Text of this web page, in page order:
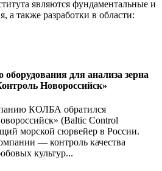
являются фундаментальные и
а также разработки в области:
оборудования для анализа зерна
Новороссийск»
КОЛБА обратился
(Baltic Control
морской сюрвейер в России.
— контроль качества
культур...